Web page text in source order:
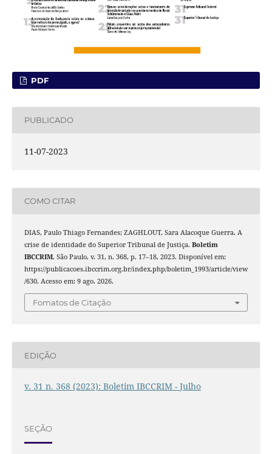
PDF
PUBLICADO
11-07-2023
COMO CITAR
DIAS, Paulo Thiago Fernandes; ZAGHLOUT, Sara Alacoque Guerra. A
crise de identidade do Superior Tribunal de Justiça. Boletim
IBCCRIM, São Paulo, v. 31, n. 368, p. 17–18, 2023. Disponível em:
https://publicacoes.ibccrim.org.br/index.php/boletim_1993/article/view
/630. Acesso em: 9 ago. 2026.
Fomatos de Citação
EDIÇÃO
v. 31 n. 368 (2023): Boletim IBCCRIM - Julho
SEÇÃO